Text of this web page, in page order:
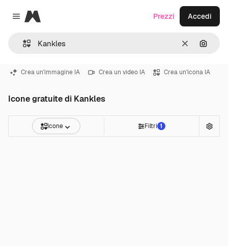
Close menu
Magnific
CancellaCerca
Prezzi Accedi
Crea un'immagine IA Crea un video IA Crea un'icona IA
Icone gratuite di Kankles
Icone Filtri 1